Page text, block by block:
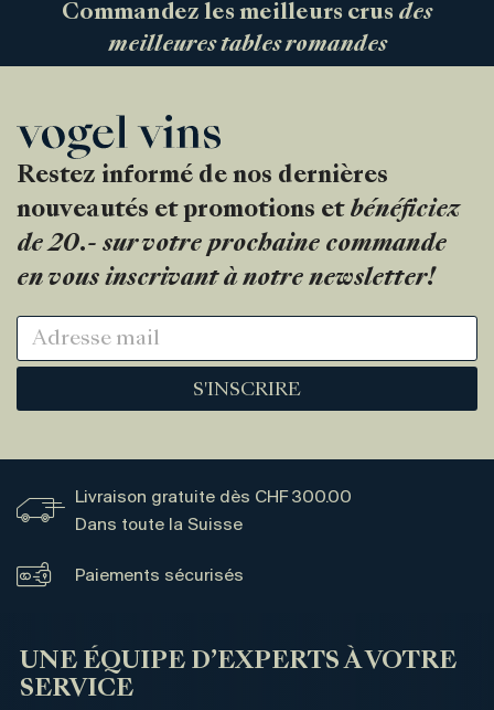
Commandez les meilleurs crus des
meilleures tables romandes
Restez informé de nos dernières
nouveautés et promotions et bénéficiez
de 20.- sur votre prochaine commande
en vous inscrivant à notre newsletter!
S'INSCRIRE
Livraison gratuite dès CHF 300.00
Dans toute la Suisse
Paiements sécurisés
UNE ÉQUIPE D’EXPERTS À VOTRE
SERVICE